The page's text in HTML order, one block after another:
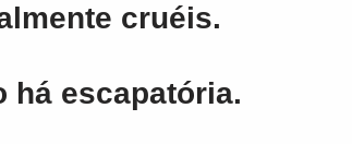
cruéis.
há escapatória.